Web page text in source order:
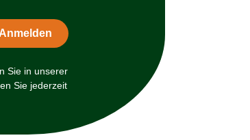
Sie in unserer
Sie jederzeit